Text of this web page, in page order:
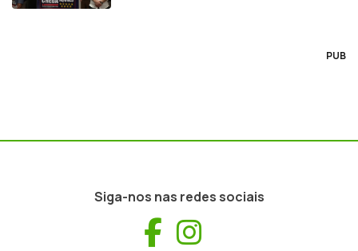
PUB
Siga-nos nas redes sociais
Facebook